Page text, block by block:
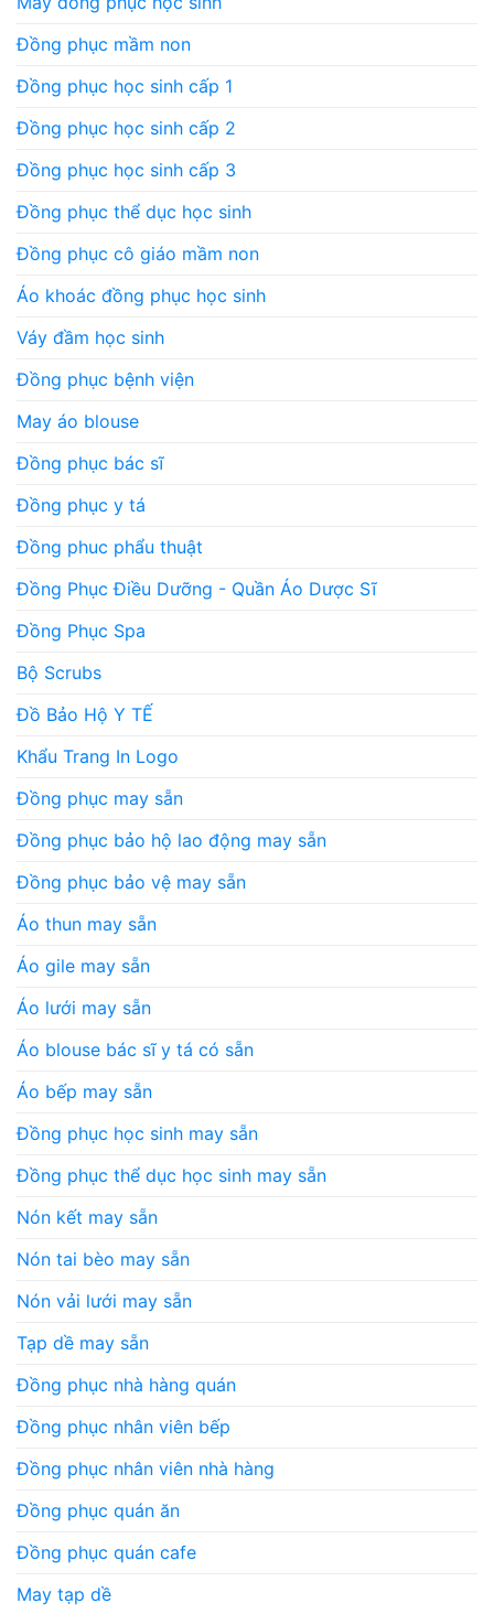
Đồng phục mầm non
Đồng phục học sinh cấp 1
Đồng phục học sinh cấp 2
Đồng phục học sinh cấp 3
Đồng phục thể dục học sinh
Đồng phục cô giáo mầm non
Áo khoác đồng phục học sinh
Váy đầm học sinh
Đồng phục bệnh viện
May áo blouse
Đồng phục bác sĩ
Đồng phục y tá
Đồng phuc phẩu thuật
Đồng Phục Điều Dưỡng - Quần Áo Dược Sĩ
Đồng Phục Spa
Bộ Scrubs
Đồ Bảo Hộ Y TẾ
Khẩu Trang In Logo
Đồng phục may sẵn
Đồng phục bảo hộ lao động may sẵn
Đồng phục bảo vệ may sẵn
Áo thun may sẵn
Áo gile may sẵn
Áo lưới may sẵn
Áo blouse bác sĩ y tá có sẵn
Áo bếp may sẵn
Đồng phục học sinh may sẵn
Đồng phục thể dục học sinh may sẵn
Nón kết may sẵn
Nón tai bèo may sẵn
Nón vải lưới may sẵn
Tạp dề may sẵn
Đồng phục nhà hàng quán
Đồng phục nhân viên bếp
Đồng phục nhân viên nhà hàng
Đồng phục quán ăn
Đồng phục quán cafe
May tạp dề